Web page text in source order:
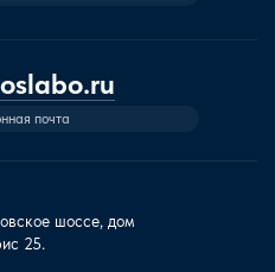
почта
шоссе, дом
25.